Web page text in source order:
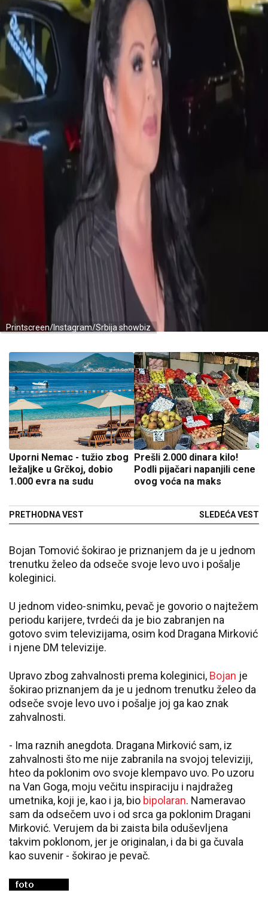
Printscreen/Instagram/Srbija showbiz
Uporni Nemac - tužio zbog
ležaljke u Grčkoj, dobio
1.000 evra na sudu
PRETHODNA VEST
Prešli 2.000 dinara kilo!
Podli pijačari napanjili cene
ovog voća na maks
SLEDEĆA VEST
Bojan Tomović šokirao je priznanjem da je u jednom
trenutku želeo da odseče svoje levo uvo i pošalje
koleginici.
U jednom video-snimku, pevač je govorio o najtežem
periodu karijere, tvrdeći da je bio zabranjen na
gotovo svim televizijama, osim kod Dragana Mirković
i njene DM televizije.
Upravo zbog zahvalnosti prema koleginici, Bojan je
šokirao priznanjem da je u jednom trenutku želeo da
odseče svoje levo uvo i pošalje joj ga kao znak
zahvalnosti.
- Ima raznih anegdota. Dragana Mirković sam, iz
zahvalnosti što me nije zabranila na svojoj televiziji,
hteo da poklonim ovo svoje klempavo uvo. Po uzoru
na Van Goga, moju večitu inspiraciju i najdražeg
umetnika, koji je, kao i ja, bio bipolaran. Nameravao
sam da odsečem uvo i od srca ga poklonim Dragani
Mirković. Verujem da bi zaista bila oduševljena
takvim poklonom, jer je originalan, i da bi ga čuvala
kao suvenir - šokirao je pevač.